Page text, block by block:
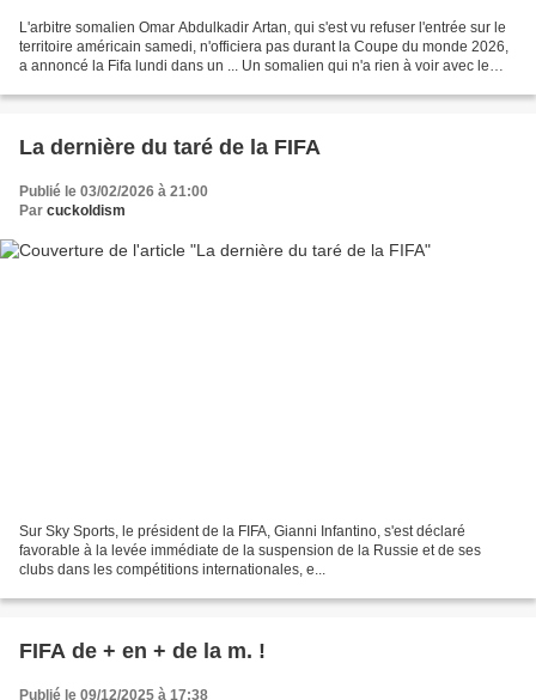
L'arbitre somalien Omar Abdulkadir Artan, qui s'est vu refuser l'entrée sur le
territoire américain samedi, n'officiera pas durant la Coupe du monde 2026,
a annoncé la Fifa lundi dans un ... Un somalien qui n'a rien à voir avec le
La dernière du taré de la FIFA
Publié le 03/02/2026 à 21:00
Par cuckoldism
Sur Sky Sports, le président de la FIFA, Gianni Infantino, s'est déclaré
favorable à la levée immédiate de la suspension de la Russie et de ses
clubs dans les compétitions internationales, e...
FIFA de + en + de la m. !
Publié le 09/12/2025 à 17:38